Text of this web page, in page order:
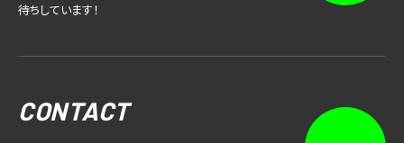
待ちしています！
CONTACT